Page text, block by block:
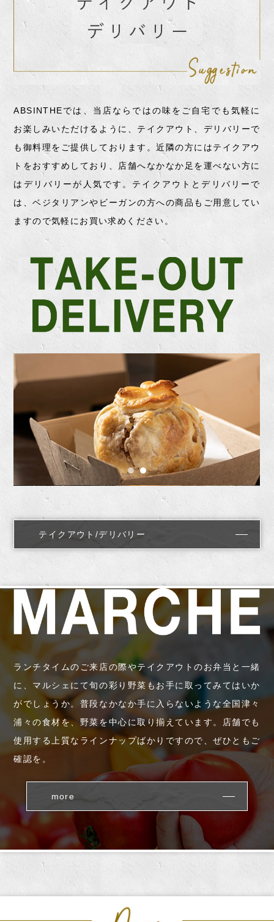
ABSINTHEでは、当店ならではの味をご自宅でも気軽に
お楽しみいただけるように、テイクアウト、デリバリーで
も御料理をご提供しております。近隣の方にはテイクアウ
トをおすすめしており、店舗へなかなか足を運べない方に
はデリバリーが人気です。テイクアウトとデリバリーで
は、ベジタリアンやビーガンの方への商品もご用意してい
ますので気軽にお買い求めください。
テイクアウト/デリバリー
ランチタイムのご来店の際やテイクアウトのお弁当と一緒
に、マルシェにて旬の彩り野菜もお手に取ってみてはいか
がでしょうか。普段なかなか手に入らないような全国津々
浦々の食材を、野菜を中心に取り揃えています。店舗でも
使用する上質なラインナップばかりですので、ぜひともご
確認を。
more